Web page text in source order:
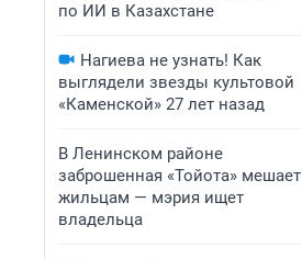
по ИИ в Казахстане
Нагиева не узнать! Как
выглядели звезды культовой
«Каменской» 27 лет назад
В Ленинском районе
заброшенная «Тойота» мешает
жильцам — мэрия ищет
владельца